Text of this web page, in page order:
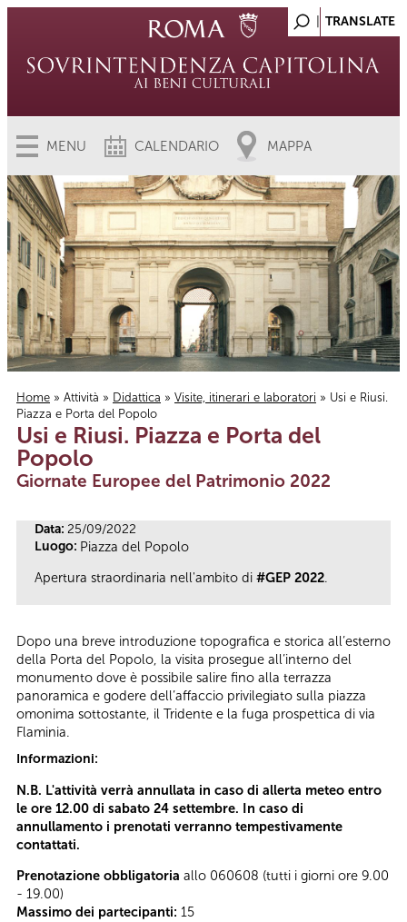
MENU CALENDARIO MAPPA
Tu sei qui
Home » Attività » Didattica » Visite, itinerari e laboratori » Usi e Riusi.
Piazza e Porta del Popolo
Usi e Riusi. Piazza e Porta del
Popolo
Giornate Europee del Patrimonio 2022
Data: 25/09/2022
Luogo: Piazza del Popolo
Apertura straordinaria nell'ambito di #GEP 2022.
Dopo una breve introduzione topografica e storica all’esterno
della Porta del Popolo, la visita prosegue all’interno del
monumento dove è possibile salire fino alla terrazza
panoramica e godere dell’affaccio privilegiato sulla piazza
omonima sottostante, il Tridente e la fuga prospettica di via
Flaminia.
Informazioni:
N.B. L'attività verrà annullata in caso di allerta meteo entro
le ore 12.00 di sabato 24 settembre. In caso di
annullamento i prenotati verranno tempestivamente
contattati.
Prenotazione obbligatoria allo 060608 (tutti i giorni ore 9.00
- 19.00)
Massimo dei partecipanti: 15